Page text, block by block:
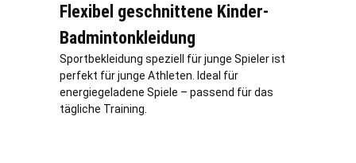
Flexibel geschnittene Kinder-
Badmintonkleidung
Sportbekleidung speziell für junge Spieler ist
perfekt für junge Athleten. Ideal für
energiegeladene Spiele – passend für das
tägliche Training.